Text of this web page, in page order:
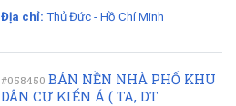
Địa chỉ: Thủ Đức - Hồ Chí Minh
#058450 BÁN NỀN NHÀ PHỐ KHU
DÂN CƯ KIẾN Á ( TA, DT